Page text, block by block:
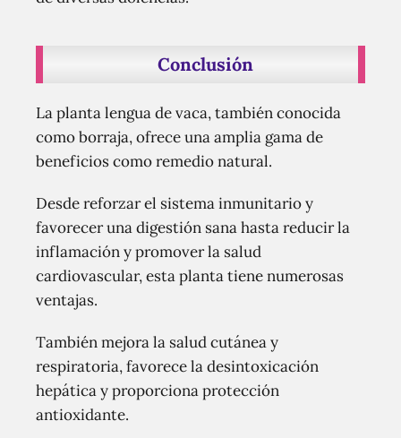
Conclusión
La planta lengua de vaca, también conocida
como borraja, ofrece una amplia gama de
beneficios como remedio natural.
Desde reforzar el sistema inmunitario y
favorecer una digestión sana hasta reducir la
inflamación y promover la salud
cardiovascular, esta planta tiene numerosas
ventajas.
También mejora la salud cutánea y
respiratoria, favorece la desintoxicación
hepática y proporciona protección
antioxidante.